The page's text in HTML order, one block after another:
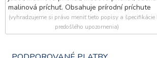
malinová príchuť. Obsahuje prírodní príchute
(vyhradzujeme si právo meniť tieto popisy a špecifikácie
predošlého upozornenia)